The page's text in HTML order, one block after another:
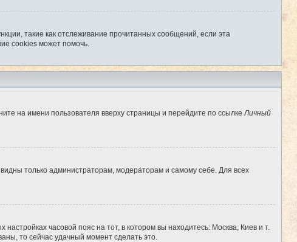
такие как отслеживание прочитанных сообщений, если эта
cookies может помочь.
на имени пользователя вверху страницы и перейдите по ссылке Личный
видны только администраторам, модераторам и самому себе. Для всех
часовой пояс на тот, в котором вы находитесь: Москва, Киев и т.
то сейчас удачный момент сделать это.